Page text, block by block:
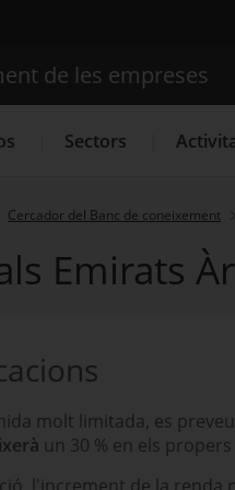
Serveis d'innovació
de les empreses
Sectors
Cercador del Banc de coneixement
Emirats
molt limitada, es preveu
un 30 % en els